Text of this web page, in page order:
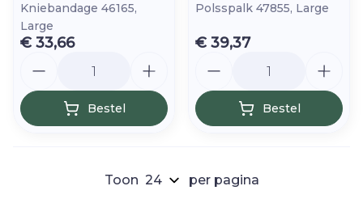
Kniebandage 46165,
Large
€ 33,66
Bestel
Polsspalk 47855, Large
€ 39,37
Bestel
Toon per pagina